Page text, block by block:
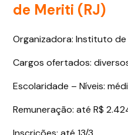
de Meriti (RJ)
Organizadora: Instituto de
Cargos ofertados:
Escolaridade – Níveis:
Remuneração: até R$